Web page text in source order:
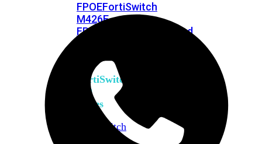
FPOEFortiSwitch
M426E-
FPOE
FortiSwitchRugged
FortiSwitch
500
Series
FortiSwitch